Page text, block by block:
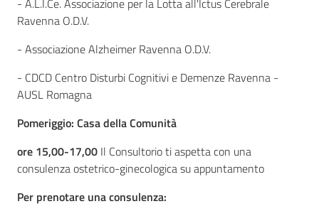
- A.L.I.Ce. Associazione per la Lotta all'Ictus Cerebrale
Ravenna O.D.V.
- Associazione Alzheimer Ravenna O.D.V.
- CDCD Centro Disturbi Cognitivi e Demenze Ravenna -
AUSL Romagna
Pomeriggio: Casa della Comunità
ore 15,00-17,00 Il Consultorio ti aspetta con una
consulenza ostetrico-ginecologica su appuntamento
Per prenotare una consulenza: